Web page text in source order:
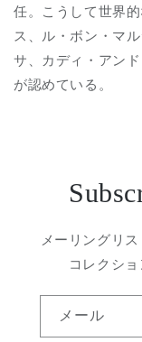
任。こうして世界
ス、ル・ボン・マ
サ、カディ・アン
が認めている。
メーリングリ
コレクシ
メール